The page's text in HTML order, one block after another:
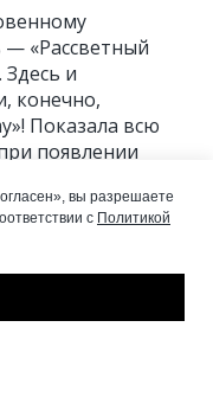
«Рассветный
и
конечно,
Показала всю
появлении
любимых кадров.
Хорошо
(в данном случае
в
они создают
вы разрешаете
с Политикой